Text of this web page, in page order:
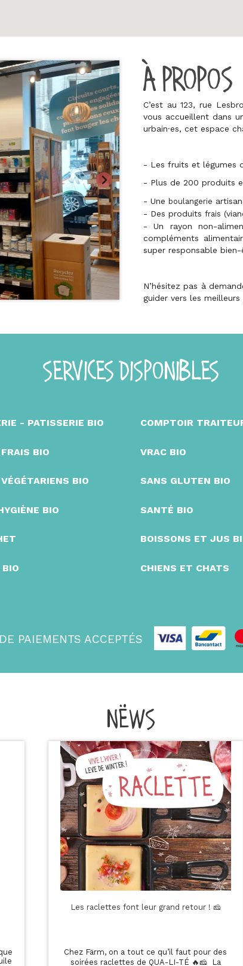
À PROPOS
C’est au123, rue
vous accueillent dans
urbain·es, cet espace
- Les fruits et légumes
- Plus de 200 produits
- Une boulangerie
- Des produits frais
- Un rayon non-
compléments
super responsable bien-
N’hésitez pas à
guider vers les
SERVICES DISPONIBLES
- PATISSERIE BIO COMPTOIR
BIO VRAC BIO
BIO SANS GLUTEN BIO
BIO SANTÉ BIO
BOISSONS ET JUS
BIO CHIENS ET CHATS
PAIEMENTS ACCEPTÉS
NËWS
Les raclettes font leur grand retour ! 🧀
Chez Färm, on a tout ce qu’il faut pour des
soirées raclettes de QUA-LI-TÉ 🔥🧀 La